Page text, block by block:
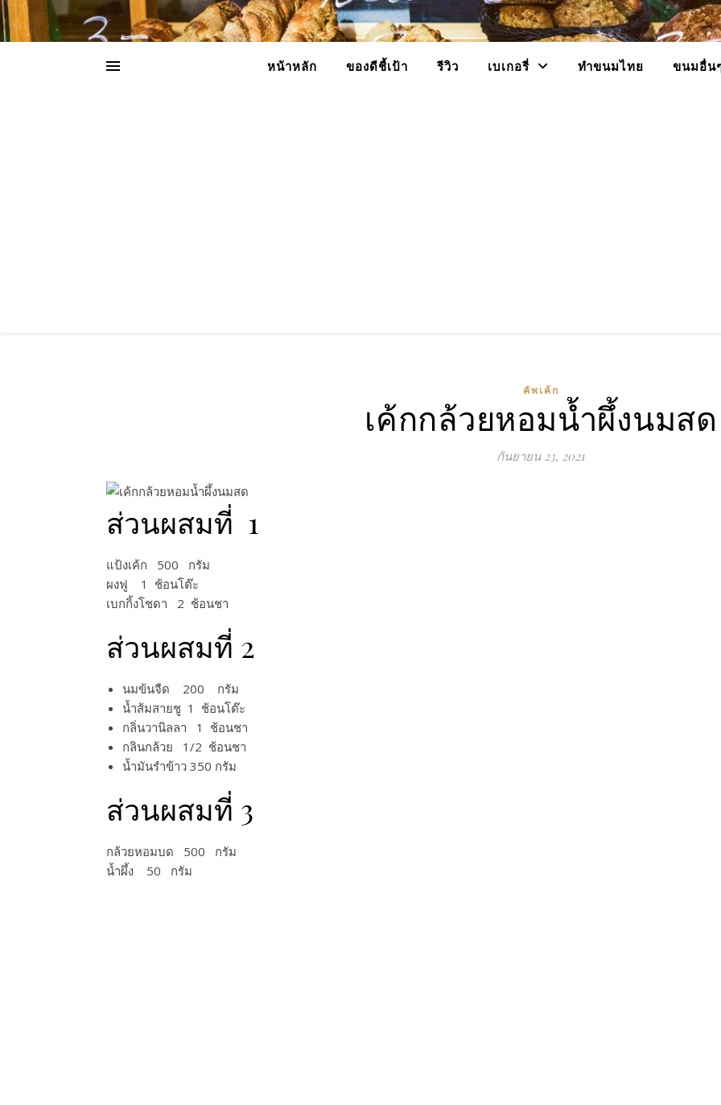
หน้าหลัก ของดีชี้เป้า รีวิว เบเกอรี่ ทำขนมไทย ขนมอื่น
คัพเค้ก
เค้กกล้วยหอมน้ำผึ้งนมสด
กันยายน 23, 2021
ส่วนผสมที่ 1
แป้งเค้ก 500​ กรัม​
ผงฟู 1 ช้อนโต๊ะ​
เบกกิ้งโชดา 2 ช้อนชา​
ส่วนผสมที่ 2
นมข้นจืด 200​ กรัม​
น้ำส้มสายชู 1​ ช้อนโต๊ะ​
กลิ่นวานิลลา 1 ช้อนชา
กลินกล้วย 1/2​ ช้อนชา
น้ำมันรำข้าว 350 กรัม
ส่วนผสมที่ 3
กล้วยหอมบด 500​ กรัม​
น้ำผึ้ง 50 กรัม​